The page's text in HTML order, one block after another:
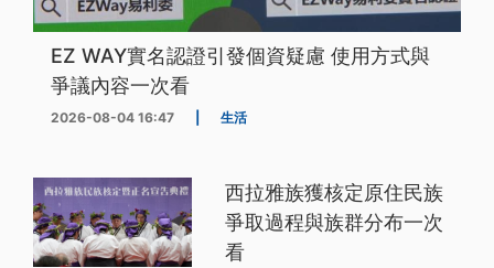
EZ WAY實名認證引發個資疑慮 使用方式與
爭議內容一次看
2026-08-04 16:47 生活
西拉雅族獲核定原住民族
爭取過程與族群分布一次
看